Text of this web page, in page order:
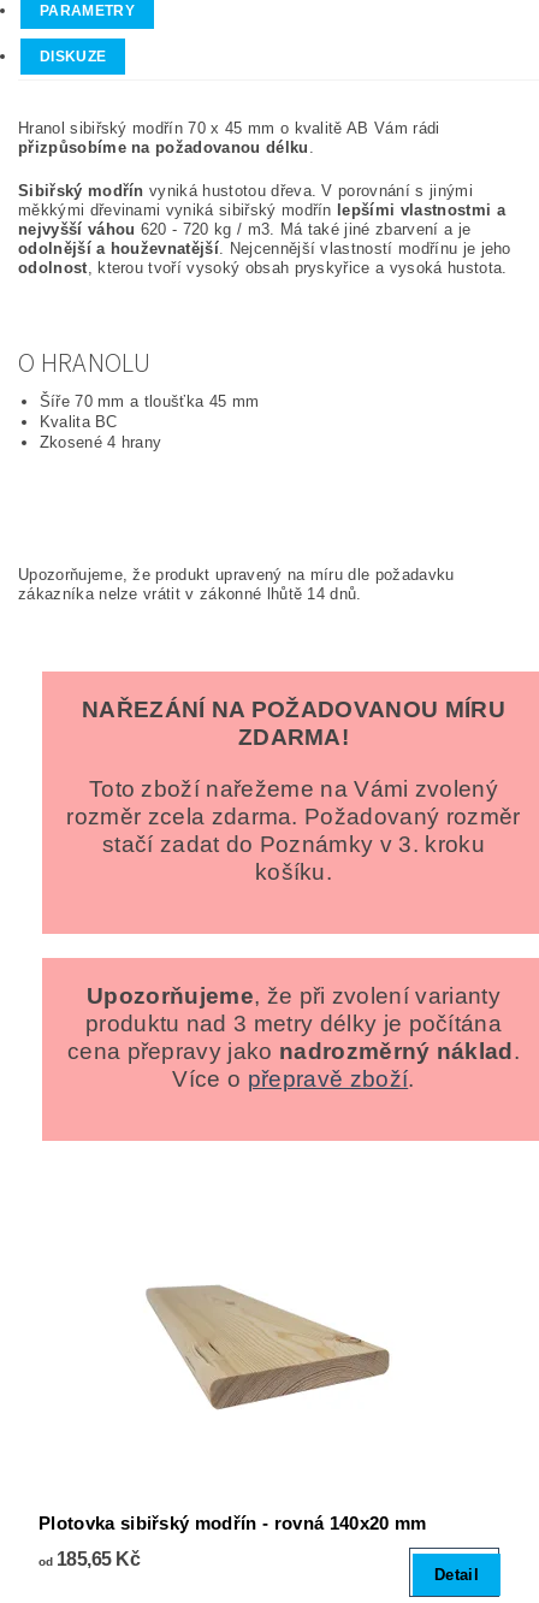
PARAMETRY
DISKUZE
Hranol sibiřský modřín 70 x 45 mm o kvalitě AB Vám rádi
přizpůsobíme na požadovanou délku
Sibiřský modřín vyniká hustotou dřeva. V porovnání s jinými
měkkými dřevinami vyniká sibiřský modřín lepšími vlastnostmi a
nejvyšší váhou 620 - 720 kg / m3. Má také jiné zbarvení a je
odolnější a houževnatější . Nejcennější vlastností modřínu je jeho
odolnost , kterou tvoří vysoký obsah pryskyřice a vysoká hustota.
O HRANOLU
Šíře 70 mm a tloušťka 45 mm
Kvalita BC
Zkosené 4 hrany
Upozorňujeme, že produkt upravený na míru dle požadavku
zákazníka nelze vrátit v zákonné lhůtě 14 dnů.
NAŘEZÁNÍ NA POŽADOVANOU MÍRU
ZDARMA!
Toto zboží nařežeme na Vámi zvolený
rozměr zcela zdarma. Požadovaný rozměr
stačí zadat do Poznámky v 3. kroku
košíku.
Upozorňujeme, že při zvolení varianty
produktu nad 3 metry délky je počítána
cena přepravy jako nadrozměrný náklad.
Více o přepravě zboží.
Plotovka sibiřský modřín - rovná 140x20 mm
od185,65 Kč
Detail